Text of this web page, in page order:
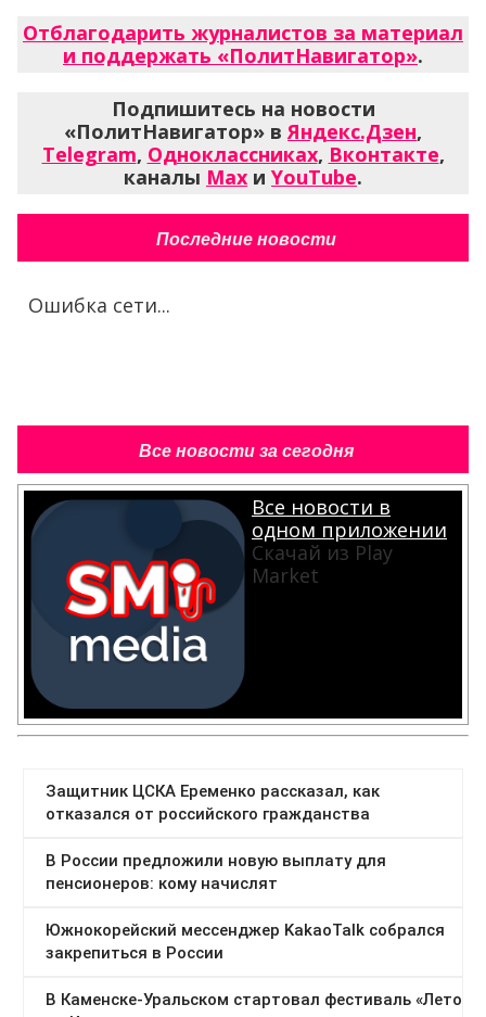
Отблагодарить журналистов за материал
и поддержать «ПолитНавигатор».
Подпишитесь на новости
«ПолитНавигатор» вЯндекс.Дзен,
Telegram, Одноклассниках, Вконтакте,
каналы Max и YouTube.
Последние новости
Ошибка сети...
Все новости за сегодня
Все новости в
одном приложении
Скачай из Play
Market